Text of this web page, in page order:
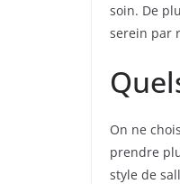
soin. De
serein par
On ne
prendre
style de